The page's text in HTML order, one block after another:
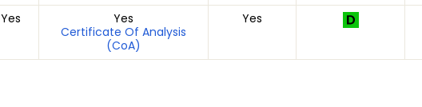
Yes
Yes
Certificate Of Analysis
(CoA)
Yes